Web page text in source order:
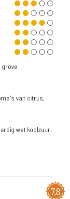
grove
van citrus,
wat koolzuur.
7,8